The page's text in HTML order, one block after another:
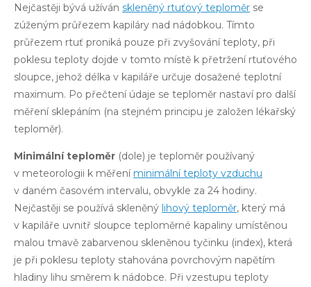
Nejčastěji bývá užíván skleněný rtuťový teploměr se
zúženým průřezem kapiláry nad nádobkou. Tímto
průřezem rtuť proniká pouze při zvyšování teploty, při
poklesu teploty dojde v tomto místě k přetržení rtuťového
sloupce, jehož délka v kapiláře určuje dosažené teplotní
maximum. Po přečtení údaje se teploměr nastaví pro další
měření sklepáním (na stejném principu je založen lékařský
teploměr).
Minimální teploměr (dole) je teploměr používaný
v meteorologii k měření minimální teploty vzduchu
v daném časovém intervalu, obvykle za 24 hodiny.
Nejčastěji se používá skleněný lihový teploměr, který má
v kapiláře uvnitř sloupce teploměrné kapaliny umístěnou
malou tmavě zabarvenou skleněnou tyčinku (index), která
je při poklesu teploty stahována povrchovým napětím
hladiny lihu směrem k nádobce. Při vzestupu teploty